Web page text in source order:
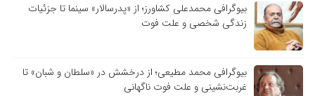
بیوگرافی محمدعلی کشاورز؛ از «پدرسالار» سینما تا جزئیات
زندگی شخصی و علت فوت
بیوگرافی محمد مطیعی؛ از درخشش در «سلطان و شبان» تا
غربت‌نشینی و علت فوت ناگهانی